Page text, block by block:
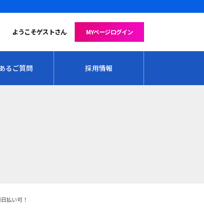
ようこそゲストさん MYページログイン
るご質問 採用情報
払い可！